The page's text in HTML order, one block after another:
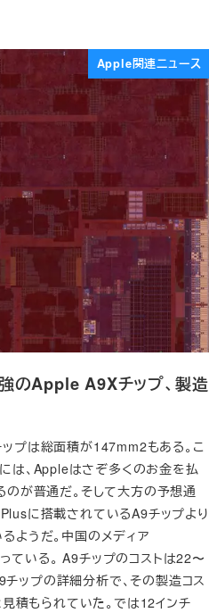
Apple関連ニュース
のApple A9Xチップ、製造
プは総面積が147mm2もある。こ
は、Appleはさぞ多くのお金を払
のが普通だ。そして大方の予想通
に搭載されているA9チップより
ようだ。中国のメディア
いる。 A9チップのコストは22〜
ップの詳細分析で、その製造コス
積もられていた。では12インチ